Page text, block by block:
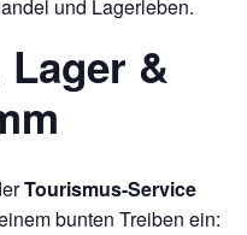
und Lagerleben.
&
Tourismus-Service
bunten Treiben ein: